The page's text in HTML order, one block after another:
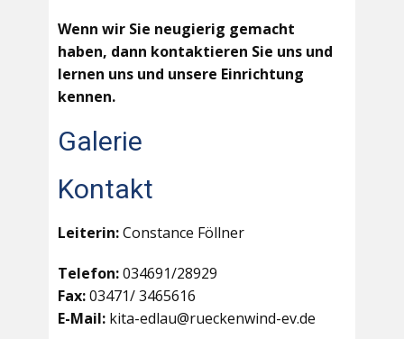
Wenn wir Sie neugierig gemacht
haben, dann kontaktieren Sie uns und
lernen uns und unsere Einrichtung
kennen.
Galerie
Kontakt
Leiterin:Constance Föllner
Telefon:034691/28929
Fax:03471/ 3465616
E-Mail: kita-edlau@rueckenwind-ev.de